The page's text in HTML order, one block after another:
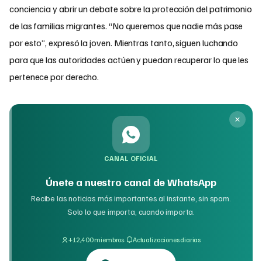
conciencia y abrir un debate sobre la protección del patrimonio
de las familias migrantes. “No queremos que nadie más pase
por esto”, expresó la joven. Mientras tanto, siguen luchando
para que las autoridades actúen y puedan recuperar lo que les
pertenece por derecho.
CANAL OFICIAL
Únete a nuestro canal de WhatsApp
Recibe las noticias más importantes al instante, sin spam.
Solo lo que importa, cuando importa.
+12,400 miembros· Actualizaciones diarias